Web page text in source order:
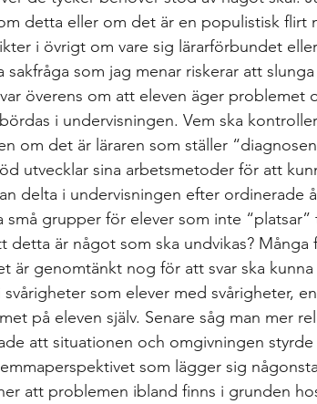
Skoldebatt Relationellt och kategoriskt perspe
uppgifter The Agency for Special Needs and In
erfarenhet betygssättning
detta eller om det är en populistisk flirt
i övrigt om vare sig lärarförbundet
sakfråga som jag menar riskerar att
överens om att eleven äger problemet
i undervisningen. Vem ska
om det är läraren som ställer
utvecklar sina arbetsmetoder för att
delta i undervisningen efter ordinerade
små grupper för elever som inte
detta är något som ska undvikas?
är genomtänkt nog för att svar ska kunna
svårigheter som elever med svårigheter,
på eleven själv. Senare såg man mer
att situationen och omgivningen
som lägger sig
att problemen ibland finns i grunden